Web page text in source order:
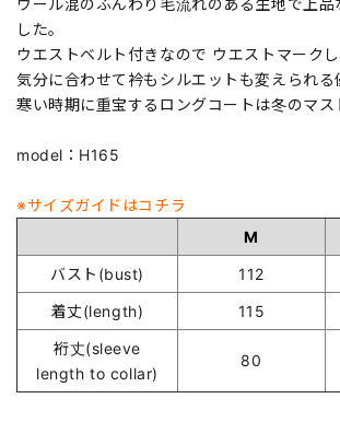
した。
ウエストベルト付きなので ウエストマーク
気分に合わせて衿もシルエットも変えられる
寒い時期に重宝するロングコートは冬のマス
model：H165
※サイズガイドはコチラ
M
バスト(bust)
112
着丈(length)
115
裄丈(sleeve
length to collar)
80